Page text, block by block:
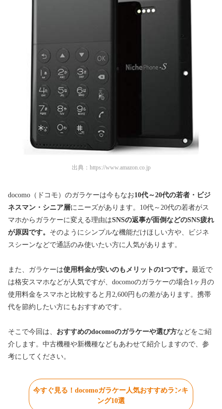
出典： https://www.amazon.co.jp
docomo（ドコモ）のガラケーは今もなお10代～20代の若者・ビジ
ネスマン・シニア層にニーズがあります。10代～20代の若者がス
マホからガラケーに変える理由はSNSの返事が面倒などのSNS疲れ
が原因です。 そのようにシンプルな機能だけほしい方や、ビジネ
スシーンなどで通話のみ使いたい方に人気があります。
また、ガラケーは使用料金が安いのもメリットの1つです。 最近で
は格安スマホなどが人気ですが、docomoのガラケーの場合1ヶ月の
使用料金をスマホと比較すると月2,600円もの差があります。携帯
代を節約したい方にもおすすめです。
そこで今回は、 おすすめのdocomoのガラケーや選び方などをご紹
介します。中古機種や新機種などもあわせて紹介しますので、参
考にしてください。
今すぐ見る！docomoガラケー人気おすすめランキ
ング10選